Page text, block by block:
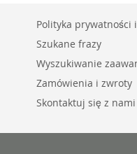
Polityka prywatności
Szukane frazy
Wyszukiwanie
Zamówienia i zwroty
Skontaktuj się z nami